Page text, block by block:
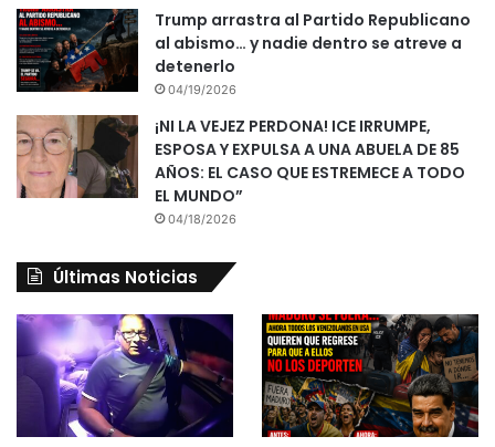
Trump arrastra al Partido Republicano
al abismo… y nadie dentro se atreve a
detenerlo
04/19/2026
¡NI LA VEJEZ PERDONA! ICE IRRUMPE,
ESPOSA Y EXPULSA A UNA ABUELA DE 85
AÑOS: EL CASO QUE ESTREMECE A TODO
EL MUNDO”
04/18/2026
Últimas Noticias